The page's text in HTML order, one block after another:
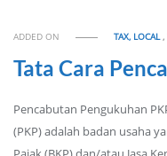
ADDED ON TAX, LOCAL,
Tata Cara
Pencabutan Pengukuhan
(PKP) adalah badan usaha